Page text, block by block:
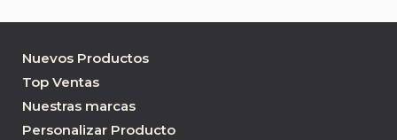
Nuevos Productos
Top Ventas
Nuestras marcas
Personalizar Producto